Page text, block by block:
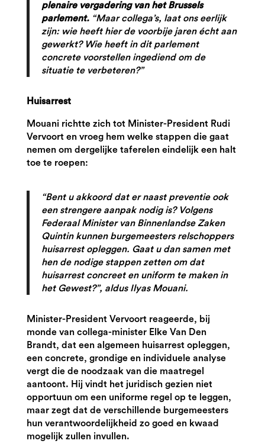
plenaire vergadering van het Brussels
parlement.“Maar collega’s, laat ons eerlijk
zijn: wie heeft hier de voorbije jaren écht aan
gewerkt? Wie heeft in dit parlement
concrete voorstellen ingediend om de
situatie te verbeteren?”
Huisarrest
Mouani richtte zich tot Minister-President Rudi
Vervoort en vroeg hem welke stappen die gaat
nemen om dergelijke taferelen eindelijk een halt
toe te roepen:
“Bent u akkoord dat er naast preventie ook
een strengere aanpak nodig is? Volgens
Federaal Minister van Binnenlandse Zaken
Quintin kunnen burgemeesters relschoppers
huisarrest opleggen. Gaat u dan samen met
hen de nodige stappen zetten om dat
huisarrest concreet en uniform te maken in
het Gewest?”, aldus Ilyas Mouani.
Minister-President Vervoort reageerde, bij
monde van collega-minister Elke Van Den
Brandt, dat een algemeen huisarrest opleggen,
een concrete, grondige en individuele analyse
vergt die de noodzaak van die maatregel
aantoont. Hij vindt het juridisch gezien niet
opportuun om een uniforme regel op te leggen,
maar zegt dat de verschillende burgemeesters
hun verantwoordelijkheid zo goed en kwaad
mogelijk zullen invullen.